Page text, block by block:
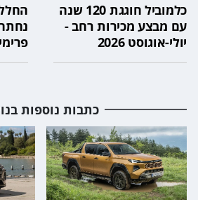
כלמוביל חוגגת 120 שנה
עם מבצע מכירות רחב -
יולי-אוגוסט 2026
כתבות נוספות